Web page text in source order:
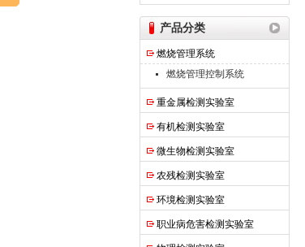
产品分类
燃烧管理系统
燃烧管理控制系统
重金属检测实验室
有机检测实验室
微生物检测实验室
农残检测实验室
环境检测实验室
职业病危害检测实验室